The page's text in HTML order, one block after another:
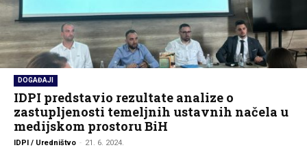
DOGAĐAJI
IDPI predstavio rezultate analize o
zastupljenosti temeljnih ustavnih načela u
medijskom prostoru BiH
IDPI / Uredništvo - 21. 6. 2024.